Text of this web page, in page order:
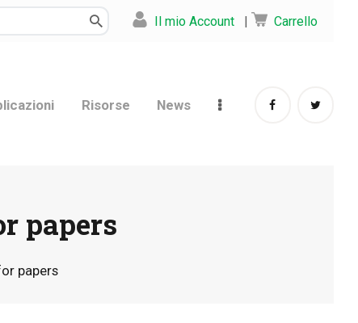
Il mio Account | Carrello
Risorse News
papers
papers